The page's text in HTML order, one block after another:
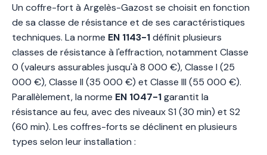
Un coffre-fort à Argelès-Gazost se choisit en fonction
de sa classe de résistance et de ses caractéristiques
techniques. La norme EN 1143-1définit plusieurs
classes de résistance à l'effraction, notamment Classe
0 (valeurs assurables jusqu'à 8 000 €), Classe I (25
000 €), Classe II (35 000 €) et Classe III (55 000 €).
Parallèlement, la norme EN 1047-1garantit la
résistance au feu, avec des niveaux S1 (30 min) et S2
(60 min). Les coffres-forts se déclinent en plusieurs
types selon leur installation :